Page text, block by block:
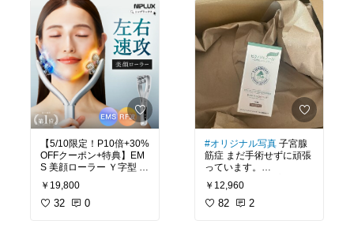
から選べる 350g 冷凍餃
子 マンドゥ bibigo 公式
ジャンボ餃子 ギョーザ 冷
凍惣菜 冷凍食品 冷凍総菜
【5/10限定！P10倍+30%
OFFクーポン+特典】EM
S 美顔ローラー Ｙ字型 美
顔器 NIPLUX BEROLA べ
ローラ EMS ラジオ波 顔
低周波 小顔 電動 美容家
￥19,800
32 0
#オリジナル写真 子宮腺
筋症 まだ手術せずに頑張
っています。
今はこちらのサプリを愛
用中！
￥12,960
82 2